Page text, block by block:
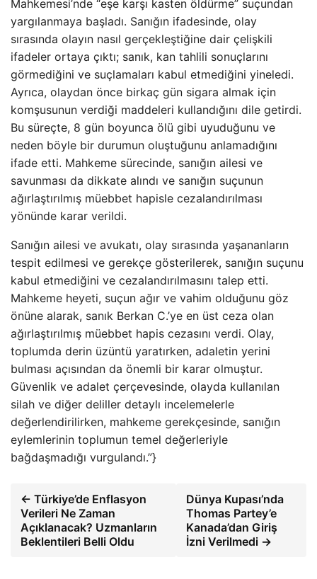
Mahkemesi’nde “eşe karşı kasten öldürme” suçundan
yargılanmaya başladı. Sanığın ifadesinde, olay
sırasında olayın nasıl gerçekleştiğine dair çelişkili
ifadeler ortaya çıktı; sanık, kan tahlili sonuçlarını
görmediğini ve suçlamaları kabul etmediğini yineledi.
Ayrıca, olaydan önce birkaç gün sigara almak için
komşusunun verdiği maddeleri kullandığını dile getirdi.
Bu süreçte, 8 gün boyunca ölü gibi uyuduğunu ve
neden böyle bir durumun oluştuğunu anlamadığını
ifade etti. Mahkeme sürecinde, sanığın ailesi ve
savunması da dikkate alındı ve sanığın suçunun
ağırlaştırılmış müebbet hapisle cezalandırılması
yönünde karar verildi.
Sanığın ailesi ve avukatı, olay sırasında yaşananların
tespit edilmesi ve gerekçe gösterilerek, sanığın suçunu
kabul etmediğini ve cezalandırılmasını talep etti.
Mahkeme heyeti, suçun ağır ve vahim olduğunu göz
önüne alarak, sanık Berkan C.’ye en üst ceza olan
ağırlaştırılmış müebbet hapis cezasını verdi. Olay,
toplumda derin üzüntü yaratırken, adaletin yerini
bulması açısından da önemli bir karar olmuştur.
Güvenlik ve adalet çerçevesinde, olayda kullanılan
silah ve diğer deliller detaylı incelemelerle
değerlendirilirken, mahkeme gerekçesinde, sanığın
eylemlerinin toplumun temel değerleriyle
bağdaşmadığı vurgulandı.”}
← Türkiye’de Enflasyon
Verileri Ne Zaman
Açıklanacak? Uzmanların
Beklentileri Belli Oldu
Dünya Kupası’nda
Thomas Partey’e
Kanada’dan Giriş
İzni Verilmedi →